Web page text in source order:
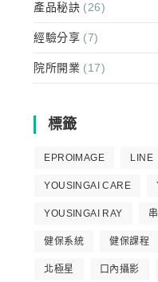
產品秘訣 (26)
經驗分享 (7)
院所開業 (17)
標籤
EPROIMAGE LINE
YOUSINGAI CARE
YOUSINGAI RAY
健保系統 健保課程
北極星 口內攝影